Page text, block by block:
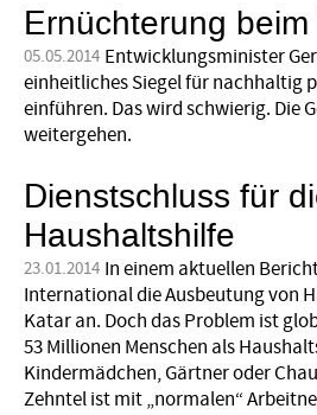
Ernüchterung beim
05.05.2014 Entwicklungsminister
einheitliches Siegel für nachhaltig
einführen. Das wird schwierig. Die
weitergehen.
Dienstschluss für
Haushaltshilfe
23.01.2014 In einem aktuellen
International die Ausbeutung von
Katar an. Doch das Problem ist
53 Millionen Menschen als
Kindermädchen, Gärtner oder
Zehntel ist mit „normalen“